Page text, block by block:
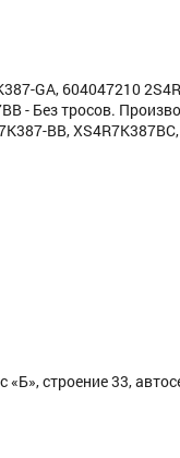
GA, 604047210
- Без тросов.
BB,
строение 33,